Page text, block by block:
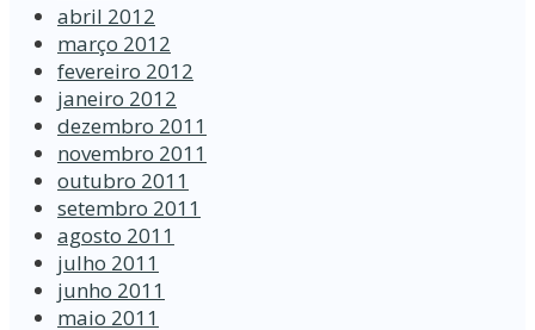
abril 2012
março 2012
fevereiro 2012
janeiro 2012
dezembro 2011
novembro 2011
outubro 2011
setembro 2011
agosto 2011
julho 2011
junho 2011
maio 2011